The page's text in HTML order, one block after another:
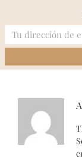
content
Archivo